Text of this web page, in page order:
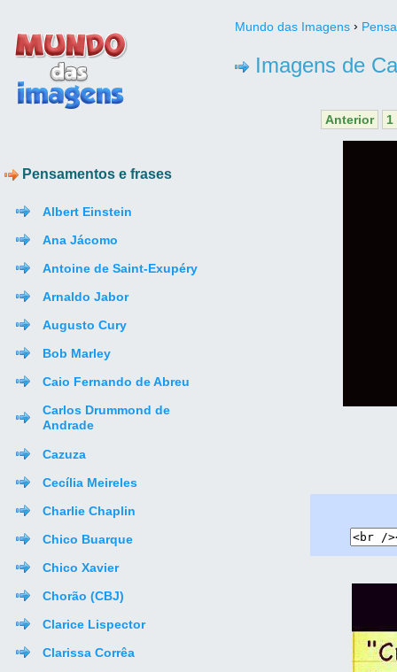
Pensamentos e frases
Albert Einstein
Ana Jácomo
Antoine de Saint-Exupéry
Arnaldo Jabor
Augusto Cury
Bob Marley
Caio Fernando de Abreu
Carlos Drummond de
Andrade
Cazuza
Cecília Meireles
Charlie Chaplin
Chico Buarque
Chico Xavier
Chorão (CBJ)
Clarice Lispector
Clarissa Corrêa
Mundo das Imagens ›
Imagens de
Anterior 1